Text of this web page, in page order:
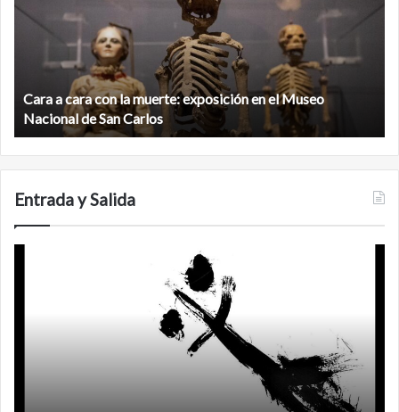
con
muerte:
exposición
el
Museo
Nacional
de
San
Carlos
Cara a cara con la muerte: exposición en el Museo
Nacional de San Carlos
Entrada y Salida